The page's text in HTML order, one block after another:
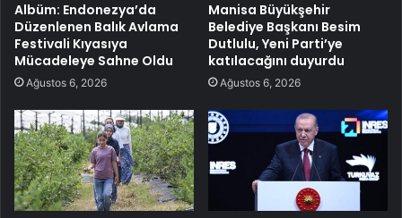
Albüm: Endonezya’da
Düzenlenen Balık Avlama
Festivali Kıyasıya
Mücadeleye Sahne Oldu
Ağustos 6, 2026
Manisa Büyükşehir
Belediye Başkanı Besim
Dutlulu, Yeni Parti’ye
katılacağını duyurdu
Ağustos 6, 2026